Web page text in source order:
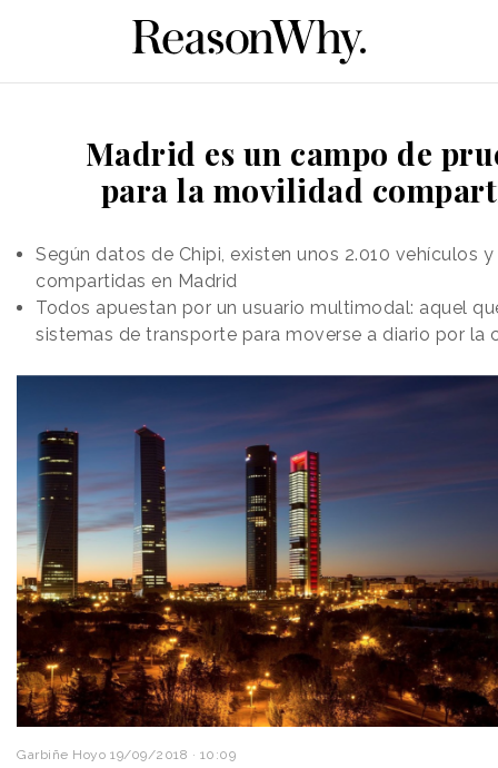
Madrid es un campo de
para la movilidad
Según datos de Chipi, existen unos 2.010 vehículos
compartidas en Madrid
Todos apuestan por un usuario multimodal: aquel
sistemas de transporte para moverse a diario por la
Garbiñe Hoyo 19/09/2018 · 10:09